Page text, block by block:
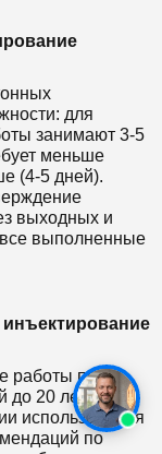
для
занимают 3-5
меньше
(4-5 дней).
выходных и
выполненные
работы по
до 20 лет.
использования
по